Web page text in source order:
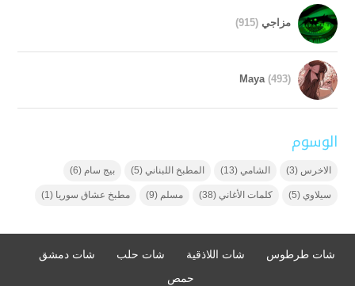
مزاجي (915)
Maya (493)
الوسوم
الاخرس (3) الشامي (13) المطبخ اللبناني (5) بيج سام (6)
سيلاوي (5) كلمات الأغاني (38) مسلم (9) مطبخ عشاق سوريا (1)
شات طرطوس شات اللاذقية شات حلب
شات دمشق
حمص